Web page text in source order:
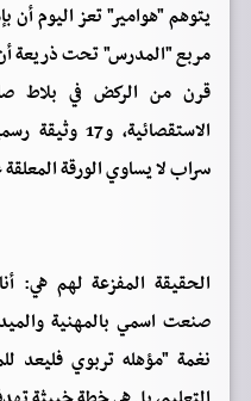
يتوهم "هوامير" تعز اليوم أن
مربع "المدرس" تحت ذريعة
قرن من الركض في بلاط
الاستقصائية،
سراب لا يساوي الورقة المعلقة
الحقيقة المفزعة لهم هي:
صنعت اسمي بالمهنية
نغمة "مؤهله تربوي فليعد